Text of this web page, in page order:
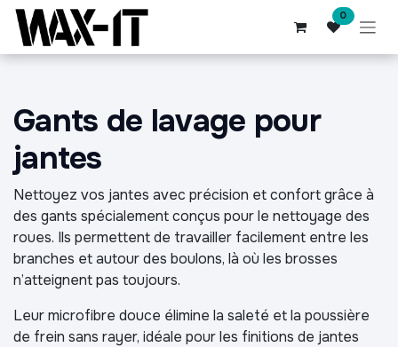
Se rendre au contenu 0
Gants de lavage pour
jantes
Nettoyez vos jantes avec précision et confort grâce à
des gants spécialement conçus pour le nettoyage des
roues. Ils permettent de travailler facilement entre les
branches et autour des boulons, là où les brosses
n’atteignent pas toujours.
Leur microfibre douce élimine la saleté et la poussière
de frein sans rayer, idéale pour les finitions de jantes